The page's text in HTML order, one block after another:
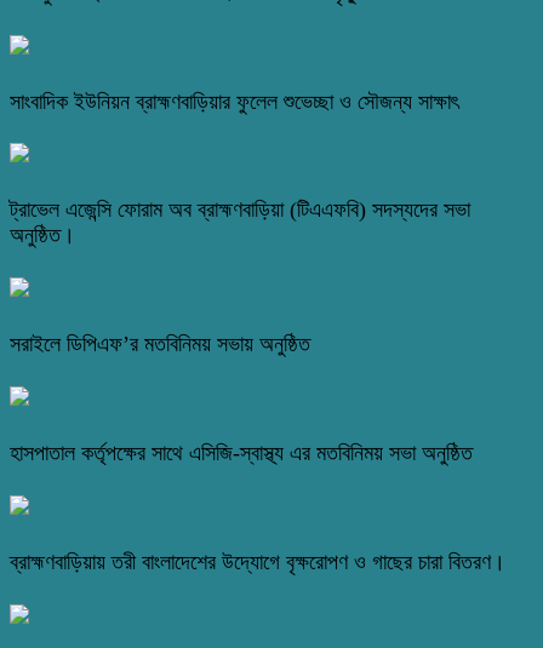
সাংবাদিক ইউনিয়ন ব্রাহ্মণবাড়িয়ার ফুলেল শুভেচ্ছা ও সৌজন্য সাক্ষাৎ
ট্রাভেল এজেন্সি ফোরাম অব ব্রাহ্মণবাড়িয়া (টিএএফবি) সদস্যদের সভা
অনুষ্ঠিত।
সরাইলে ডিপিএফ’র মতবিনিময় সভায় অনুষ্ঠিত
হাসপাতাল কর্তৃপক্ষের সাথে এসিজি-স্বাস্থ্য এর মতবিনিময় সভা অনুষ্ঠিত
ব্রাহ্মণবাড়িয়ায় তরী বাংলাদেশের উদ্যোগে বৃক্ষরোপণ ও গাছের চারা বিতরণ।